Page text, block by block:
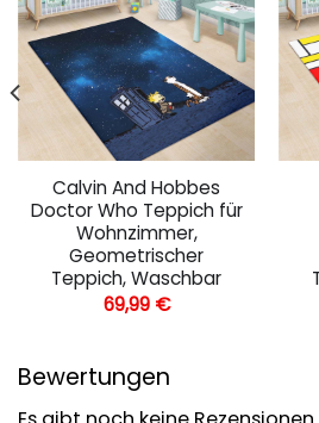
Calvin And Hobbes
Doctor Who Teppich für
Wohnzimmer,
Geometrischer
Teppich, Waschbar
69,99 €
Bewertungen